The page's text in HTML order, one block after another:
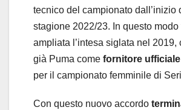
tecnico del campionato dall’inizio
stagione 2022/23. In questo
ampliata l’intesa siglata nel 2019,
già Puma come fornitore
per il campionato femminile di
Con questo nuovo accordo